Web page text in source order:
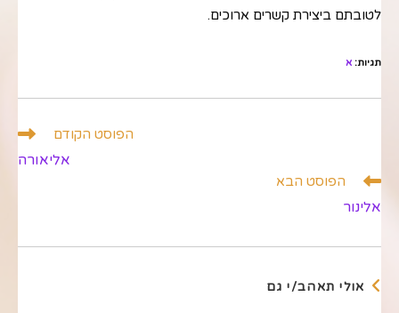
לטובתם ביצירת קשרים ארוכים.
תגיות: א
הפוסט הקודם
אליאורה
הפוסט הבא
אלינור
אולי תאהב/י גם